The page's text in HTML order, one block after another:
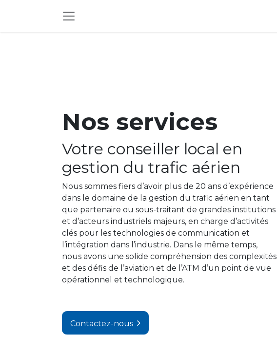
Nos services
Votre conseiller local en
gestion du trafic aérien
Nous sommes fiers d’avoir plus de 20 ans d’expérience
dans le domaine de la gestion du trafic aérien en tant
que partenaire ou sous-traitant de grandes institutions
et d’acteurs industriels majeurs, en charge d’activités
clés pour les technologies de communication et
l’intégration dans l’industrie. Dans le même temps,
nous avons une solide compréhension des complexités
et des défis de l’aviation et de l’ATM d’un point de vue
opérationnel et technologique.
Contactez-nous